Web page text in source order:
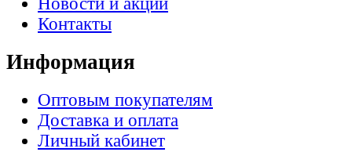
Контакты
Информация
Оптовым покупателям
Доставка и оплата
Личный кабинет